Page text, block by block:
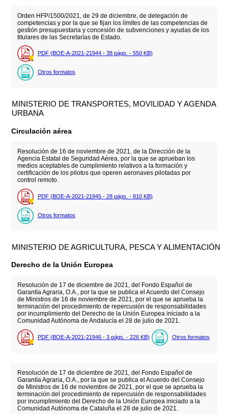
Orden HFP/1500/2021, de 29 de diciembre, de delegación de
competencias y por la que se fijan los límites de las competencias de
gestión presupuestaria y concesión de subvenciones y ayudas de los
titulares de las Secretarías de Estado.
PDF (BOE-A-2021-21944 - 38 págs. - 550 KB)
Otros formatos
MINISTERIO DE TRANSPORTES, MOVILIDAD Y AGENDA
URBANA
Circulación aérea
Resolución de 16 de noviembre de 2021, de la Dirección de la
Agencia Estatal de Seguridad Aérea, por la que se aprueban los
medios aceptables de cumplimiento relativos a la formación y
certificación de los pilotos que operen aeronaves pilotadas por
control remoto.
PDF (BOE-A-2021-21945 - 28 págs. - 810 KB)
Otros formatos
MINISTERIO DE AGRICULTURA, PESCA Y ALIMENTACIÓN
Derecho de la Unión Europea
Resolución de 17 de diciembre de 2021, del Fondo Español de
Garantía Agraria, O.A., por la que se publica el Acuerdo del Consejo
de Ministros de 16 de noviembre de 2021, por el que se aprueba la
terminación del procedimiento de repercusión de responsabilidades
por incumplimiento del Derecho de la Unión Europea iniciado a la
Comunidad Autónoma de Andalucía el 28 de julio de 2021.
PDF (BOE-A-2021-21946 - 3 págs. - 226 KB) Otros formatos
Resolución de 17 de diciembre de 2021, del Fondo Español de
Garantía Agraria, O.A., por la que se publica el Acuerdo del Consejo
de Ministros de 16 de noviembre de 2021, por el que se aprueba la
terminación del procedimiento de repercusión de responsabilidades
por incumplimiento del Derecho de la Unión Europea iniciado a la
Comunidad Autónoma de Cataluña el 28 de julio de 2021.